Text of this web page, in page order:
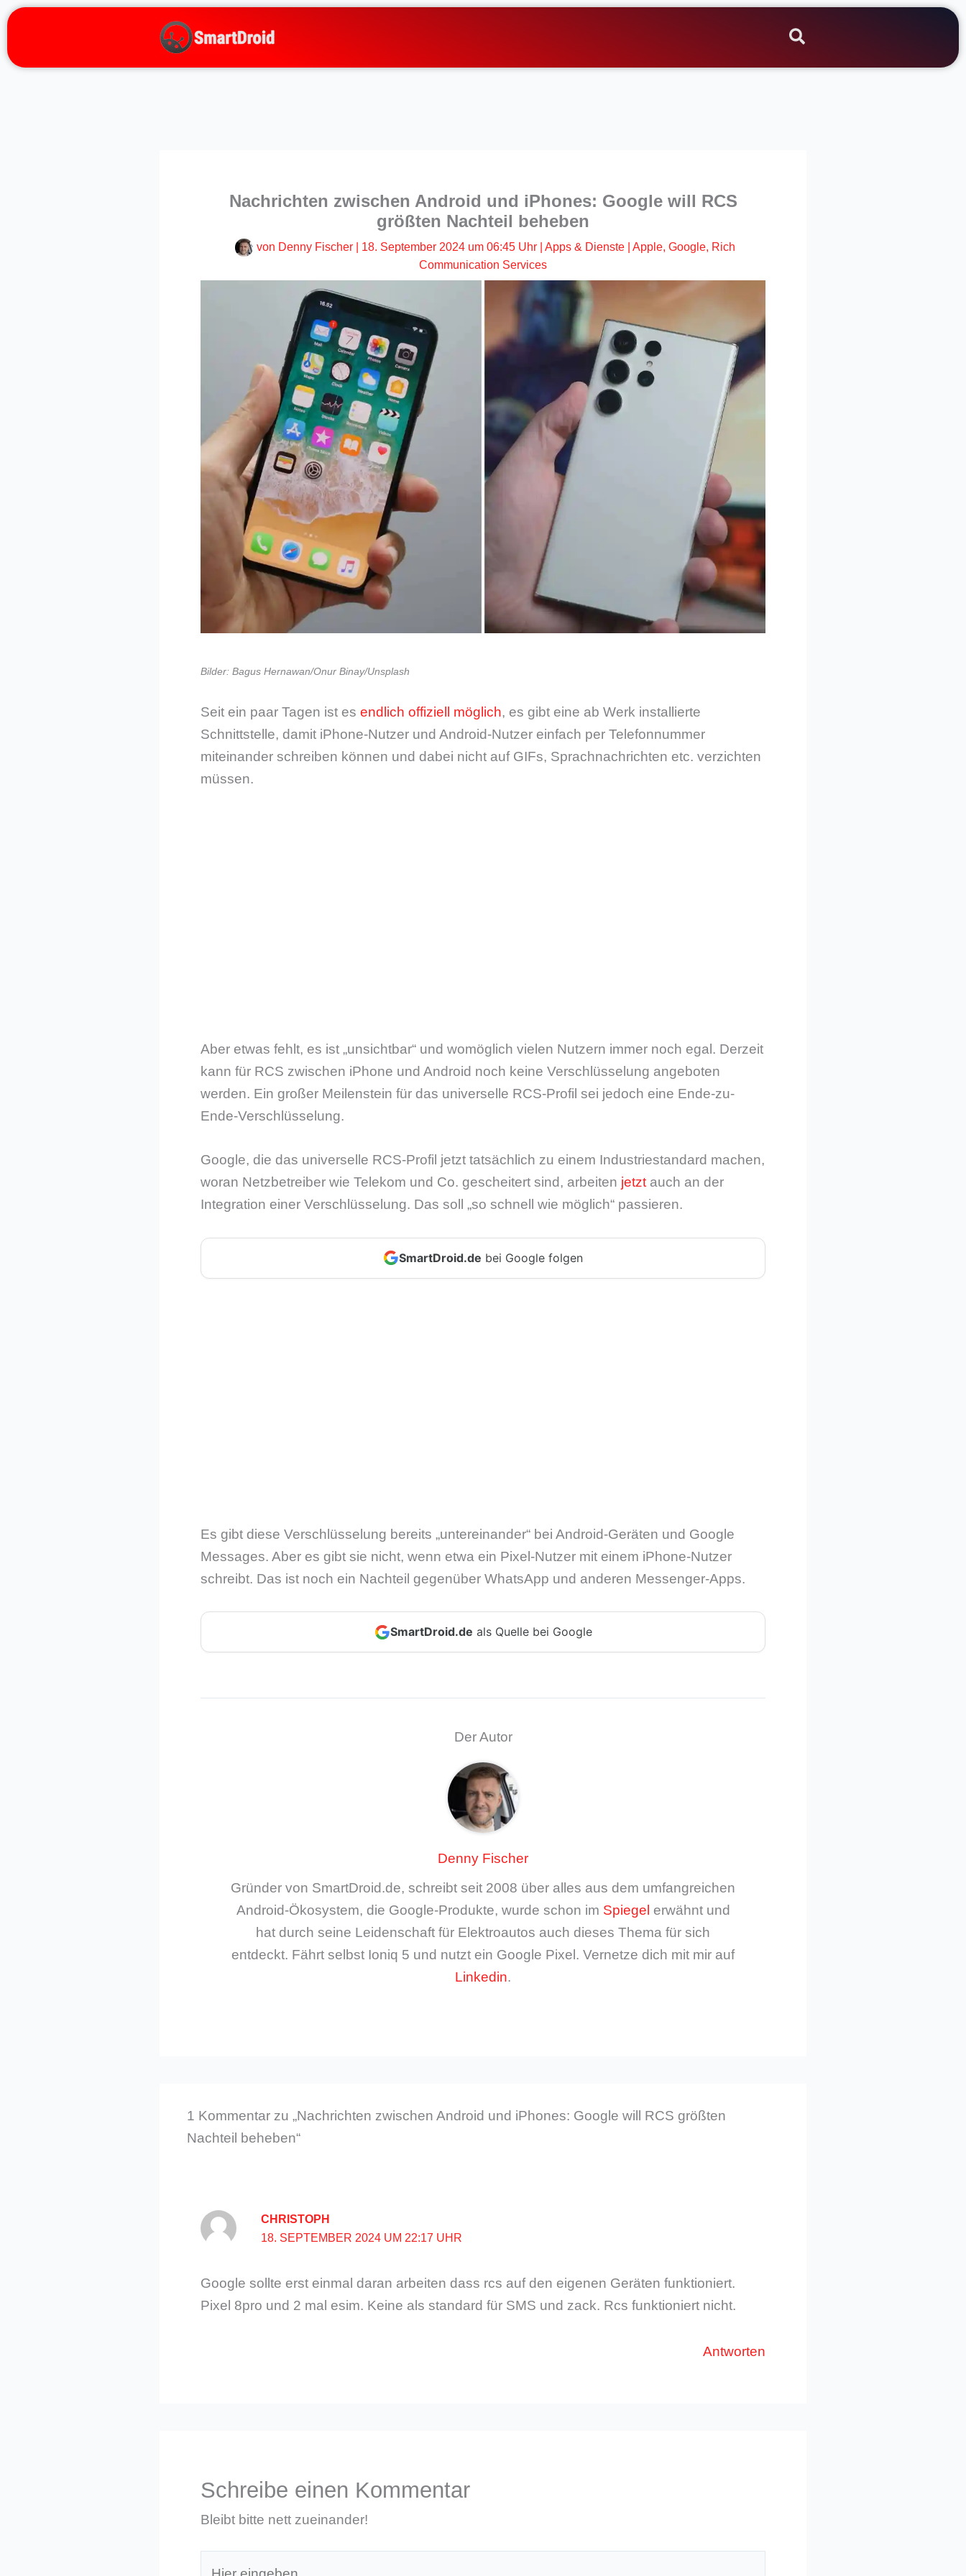
Zum
springen
Nachrichten zwischen Android und iPhones: Google will RCS
größten Nachteil beheben
von Denny Fischer 18. September 2024 um 06:45 Uhr| Apps & Dienste| Apple, Google, Rich
Communication Services
Bilder: Bagus Hernawan/Onur Binay/Unsplash
Seit ein paar Tagen ist es endlich offiziell möglich, es gibt eine ab Werk installierte
Schnittstelle, damit iPhone-Nutzer und Android-Nutzer einfach per Telefonnummer
miteinander schreiben können und dabei nicht auf GIFs, Sprachnachrichten etc. verzichten
müssen.
Aber etwas fehlt, es ist „unsichtbar“ und womöglich vielen Nutzern immer noch egal. Derzeit
kann für RCS zwischen iPhone und Android noch keine Verschlüsselung angeboten
werden. Ein großer Meilenstein für das universelle RCS-Profil sei jedoch eine Ende-zu-
Ende-Verschlüsselung.
Google, die das universelle RCS-Profil jetzt tatsächlich zu einem Industriestandard machen,
woran Netzbetreiber wie Telekom und Co. gescheitert sind, arbeiten jetztauch an der
Integration einer Verschlüsselung. Das soll „so schnell wie möglich“ passieren.
SmartDroid.de bei Google folgen
Es gibt diese Verschlüsselung bereits „untereinander“ bei Android-Geräten und Google
Messages. Aber es gibt sie nicht, wenn etwa ein Pixel-Nutzer mit einem iPhone-Nutzer
schreibt. Das ist noch ein Nachteil gegenüber WhatsApp und anderen Messenger-Apps.
SmartDroid.de als Quelle bei Google
Der Autor
Denny Fischer
Gründer von SmartDroid.de, schreibt seit 2008 über alles aus dem umfangreichen
Android-Ökosystem, die Google-Produkte, wurde schon im Spiegel erwähnt und
hat durch seine Leidenschaft für Elektroautos auch dieses Thema für sich
entdeckt. Fährt selbst Ioniq 5 und nutzt ein Google Pixel. Vernetze dich mit mir auf
Linkedin.
1 Kommentar zu „Nachrichten zwischen Android und iPhones: Google will RCS größten
Nachteil beheben“
CHRISTOPH
18. SEPTEMBER 2024 UM 22:17 UHR
Google sollte erst einmal daran arbeiten dass rcs auf den eigenen Geräten funktioniert.
Pixel 8pro und 2 mal esim. Keine als standard für SMS und zack. Rcs funktioniert nicht.
Antworten
Schreibe einen Kommentar
Bleibt bitte nett zueinander!